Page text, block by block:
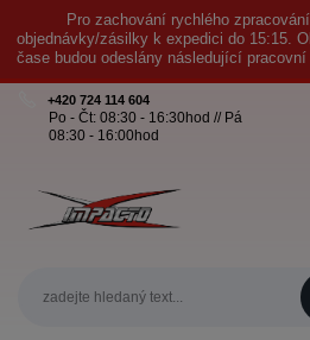
Pro zachování rychlého
objednávky/zásilky k expedici do 15:15.
čase budou odeslány následující
+420 724 114 604
Po - Čt: 08:30 - 16:30hod // Pá
08:30 - 16:00hod